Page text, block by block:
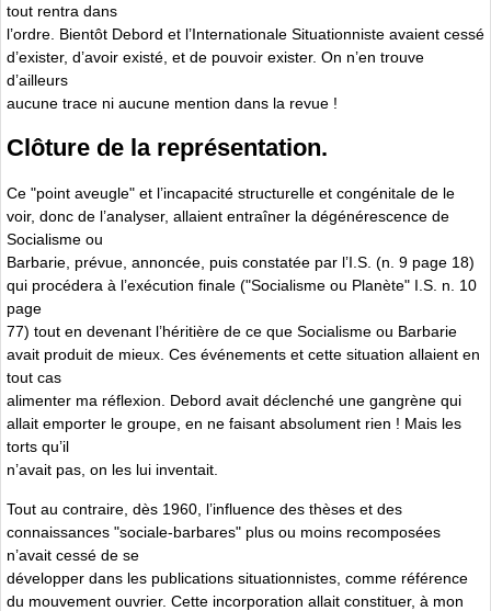
tout rentra dans
l’ordre. Bientôt Debord et l’Internationale Situationniste avaient cessé
d’exister, d’avoir existé, et de pouvoir exister. On n’en trouve
d’ailleurs
aucune trace ni aucune mention dans la revue !
Clôture de la représentation.
Ce "point aveugle" et l’incapacité structurelle et congénitale de le
voir, donc de l’analyser, allaient entraîner la dégénérescence de
Socialisme ou
Barbarie, prévue, annoncée, puis constatée par l’I.S. (n. 9 page 18)
qui procédera à l’exécution finale ("Socialisme ou Planète" I.S. n. 10
page
77) tout en devenant l’héritière de ce que Socialisme ou Barbarie
avait produit de mieux. Ces événements et cette situation allaient en
tout cas
alimenter ma réflexion. Debord avait déclenché une gangrène qui
allait emporter le groupe, en ne faisant absolument rien ! Mais les
torts qu’il
n’avait pas, on les lui inventait.
Tout au contraire, dès 1960, l’influence des thèses et des
connaissances "sociale-barbares" plus ou moins recomposées
n’avait cessé de se
développer dans les publications situationnistes, comme référence
du mouvement ouvrier. Cette incorporation allait constituer, à mon